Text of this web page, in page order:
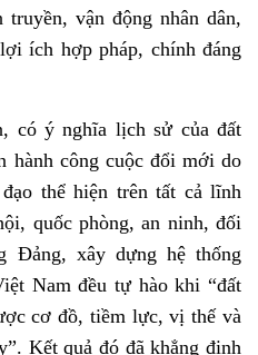
vận động nhân dân,
ích hợp pháp, chính đáng
có ý nghĩa lịch sử của đất
hành công cuộc đổi mới do
thể hiện trên tất cả lĩnh
quốc phòng, an ninh, đối
Đảng, xây dựng hệ thống
Nam đều tự hào khi “đất
cơ đồ, tiềm lực, vị thế và
Kết quả đó đã khẳng định